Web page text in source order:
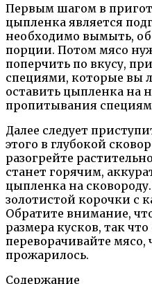
Первым шагом в
цыпленка является
необходимо вымыть,
порции. Потом мясо
поперчить по вкусу,
специями, которые вы
оставить цыпленка на
пропитывания
Далее следует
этого в глубокой
разогрейте
станет горячим,
цыпленка на
золотистой корочки с
Обратите внимание,
размера кусков, так
переворачивайте
прожарилось.
Содержание